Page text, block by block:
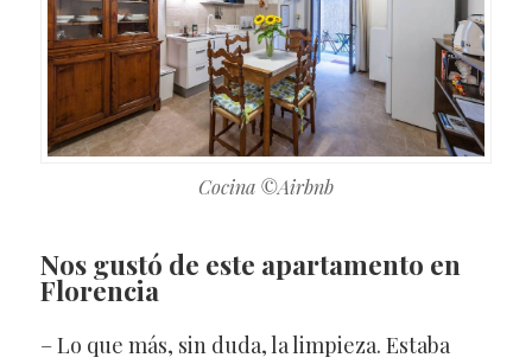
Cocina ©Airbnb
Nos gustó de este apartamento en
Florencia
– Lo que más, sin duda, la limpieza. Estaba